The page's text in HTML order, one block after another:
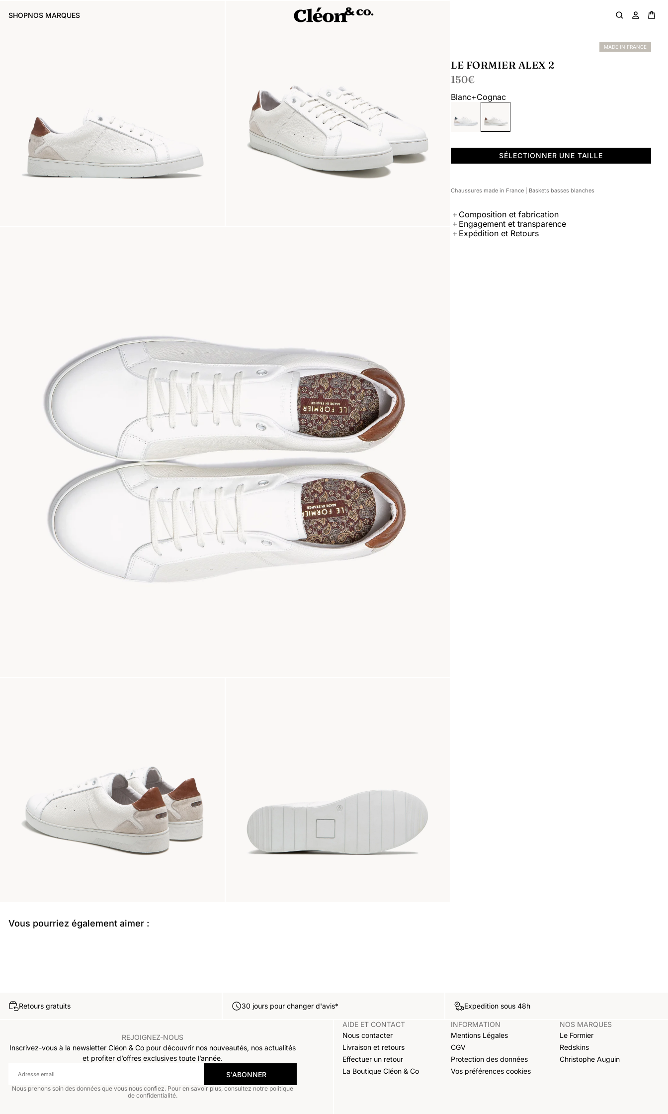
SHOPNOS MARQUES
MADE IN FRANCE
LE FORMIER ALEX 2
Prix normal
150€150,00€
Blanc+cognac
SÉLECTIONNER UNE TAILLE
Chaussures made in France | Baskets basses blanches
Composition et fabrication
Engagement et transparence
Expédition et Retours
Vous pourriez également aimer :
Retours gratuits 30 jours pour changer d'avis* Expedition sous 48h
REJOIGNEZ-NOUS
Inscrivez-vous à la newsletter Cléon & Co pour découvrir nos nouveautés, nos actualités
et profiter d’offres exclusives toute l’année.
S'ABONNER
Nous prenons soin des données que vous nous confiez. Pour en savoir plus, consultez notre politique
de confidentialité.
AIDE ET CONTACT
Nous contacter
Livraison et retours
Effectuer un retour
La Boutique Cléon & Co
INFORMATION
Mentions Légales
CGV
Protection des données
Vos préférences cookies
NOS MARQUES
Le Formier
Redskins
Christophe Auguin